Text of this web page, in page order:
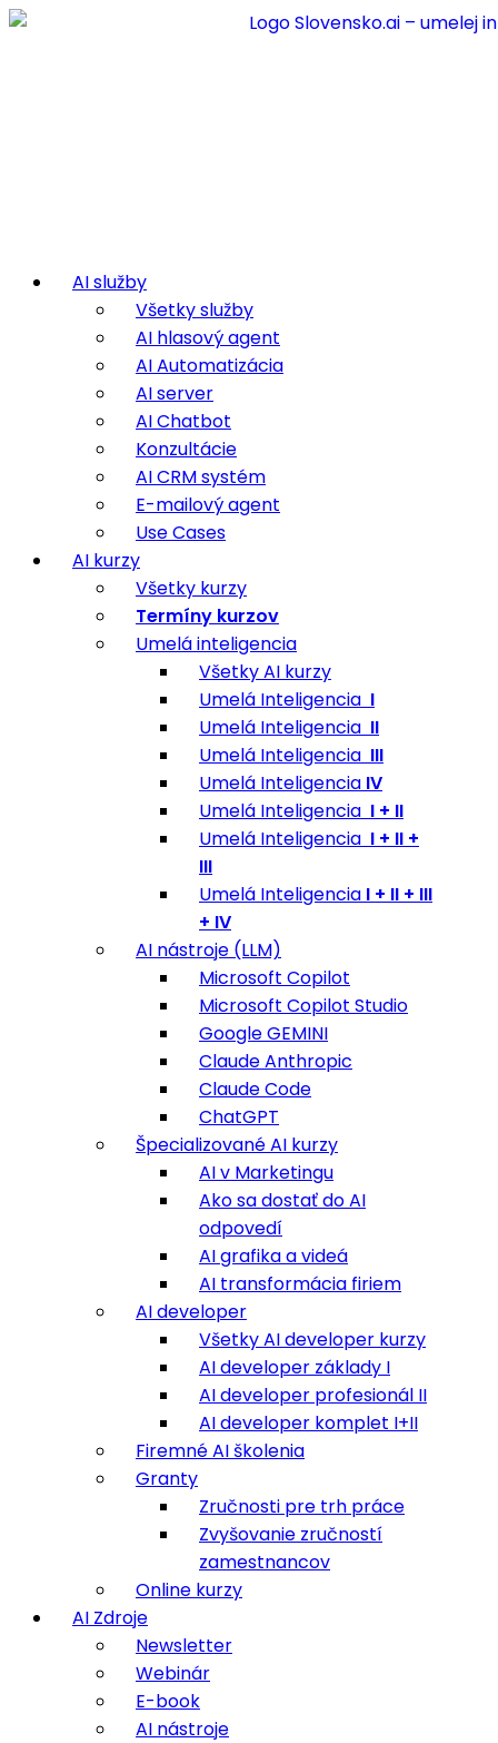
AI služby
Všetky služby
AI hlasový agent
AI Automatizácia
AI server
AI Chatbot
Konzultácie
AI CRM systém
E-mailový agent
Use Cases
AI kurzy
Všetky kurzy
Termíny kurzov
Umelá inteligencia
Všetky AI kurzy
Umelá Inteligencia I
Umelá Inteligencia II
Umelá Inteligencia III
Umelá Inteligencia IV
Umelá Inteligencia I + II
Umelá Inteligencia I + II +
III
Umelá Inteligencia I + II + III
+ IV
AI nástroje (LLM)
Microsoft Copilot
Microsoft Copilot Studio
Google GEMINI
Claude Anthropic
Claude Code
ChatGPT
Špecializované AI kurzy
AI v Marketingu
Ako sa dostať do AI
odpovedí
AI grafika a videá
AI transformácia firiem
AI developer
Všetky AI developer kurzy
AI developer základy I
AI developer profesionál II
AI developer komplet I+II
Firemné AI školenia
Granty
Zručnosti pre trh práce
Zvyšovanie zručností
zamestnancov
Online kurzy
AI Zdroje
Newsletter
Webinár
E-book
AI nástroje